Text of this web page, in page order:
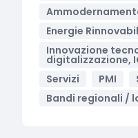
Energie
Innovazione
digitalizzazione,
Servizi
PMI
Bandi regionali /